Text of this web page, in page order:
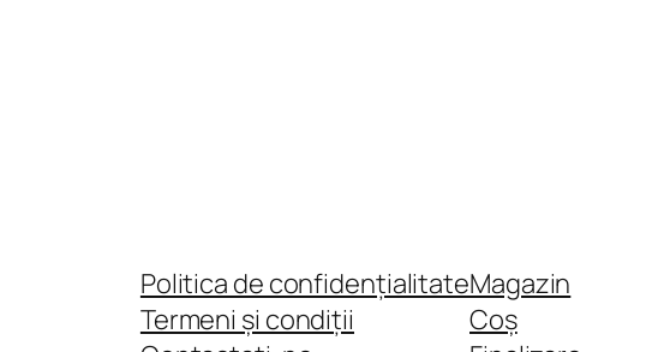
Politica de confidențialitate
Termeni și condiții
Magazin
Coș